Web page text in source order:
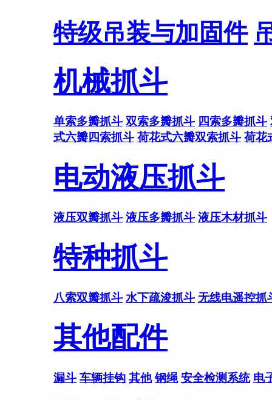
特级吊装与加固件
机械抓斗
单索多瓣抓斗 双索多瓣抓斗 四索多瓣抓斗
式六瓣四索抓斗 荷花式六瓣双索抓斗 荷花
电动液压抓斗
液压双瓣抓斗 液压多瓣抓斗 液压木材抓斗
特种抓斗
八索双瓣抓斗 水下疏浚抓斗 无线电遥控抓
其他配件
漏斗 车辆挂钩 其他 钢绳 安全检测系统 电